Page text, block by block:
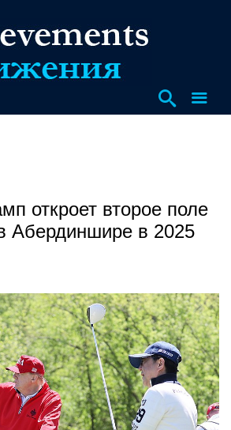
откроет второе поле
Абердиншире в 2025